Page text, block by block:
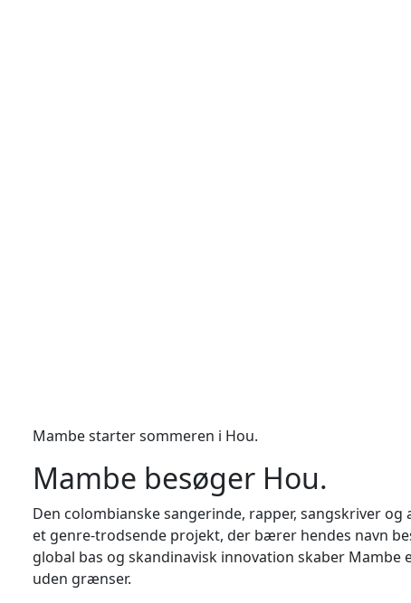
Mambe starter sommeren i Hou.
Mambe besøger Hou.
Den colombianske sangerinde, rapper, sangskriver
et genre-trodsende projekt, der bærer hendes navn
global bas og skandinavisk innovation skaber
uden grænser.